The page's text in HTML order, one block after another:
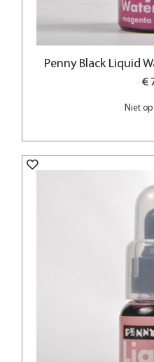
Penny Black Liquid
€
Niet